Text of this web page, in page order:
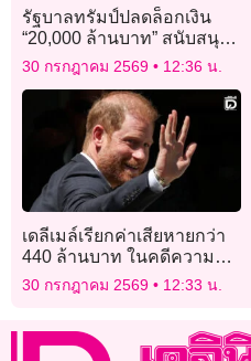
รัฐบาลทรัมป์ปลดล็อกเงิน
“20,000 ล้านบาท” สนับสนุน
โครงการวัคซีนระดับโลก
30 กรกฎาคม 2569 12:36 น.
เดลีเมล์เรียกค่าเสียหายกว่า
440 ล้านบาท ในคดีความที่
เจ้าชายแฮร์รีพ่ายแพ้
30 กรกฎาคม 2569 12:33 น.